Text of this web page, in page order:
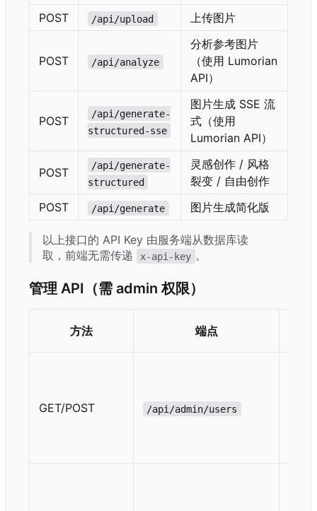
POST
/api/upload 上传图片
POST /api/analyze
分析参考图片
（使用 Lumorian
API）
POST
/api/generate-
structured-sse
图片生成 SSE 流
式（使用
Lumorian API）
POST
/api/generate-
structured
灵感创作 / 风格
裂变 / 自由创作
POST
/api/generate 图片生成简化版
以上接口的 API Key 由服务端从数据库读
取，前端无需传递
x-api-key 。
管理 API （需 admin 权限）
方法 端点
GET/POST /api/admin/users